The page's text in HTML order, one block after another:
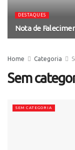
DESTAQUES
Nota de
Home Categoria
Sem
SEM CATEGORIA